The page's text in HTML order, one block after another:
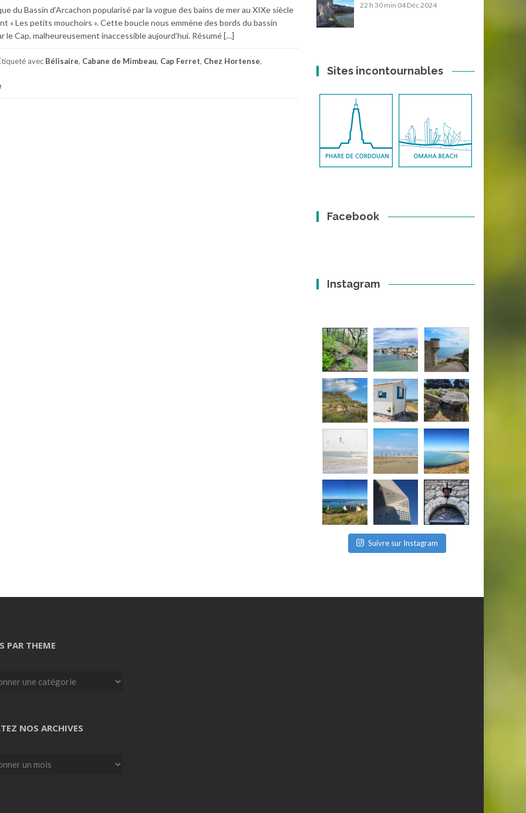
du Bassin d’Arcachon popularisé par la vogue des bains de mer au XIXe siècle
« Les petits mouchoirs ». Cette boucle nous emmène des bords du bassin
le Cap, malheureusement inaccessible aujourd’hui. Résumé […]
avec Bélisaire, Cabane de Mimbeau, Cap Ferret, Chez Hortense,
22 h 30 min 04 Déc 2024
Sites incontournables
Facebook
Instagram
Suivre sur Instagram
PAR THEME
NOS ARCHIVES